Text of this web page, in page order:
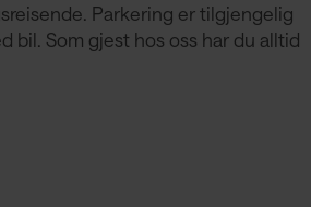
Parkering er tilgjengelig
bil. Som gjest hos oss har du alltid